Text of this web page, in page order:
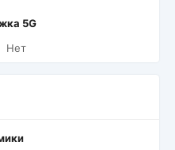
5G
Нет